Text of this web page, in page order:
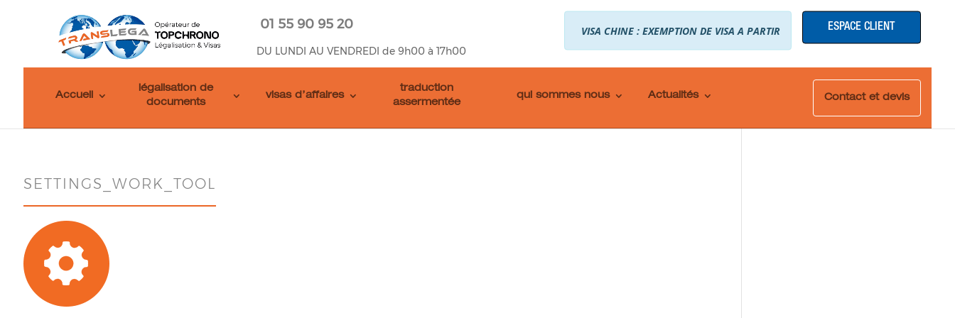
01 55 90 95 20
DU LUNDI AU VENDREDI de 9h00 à 17h00
VISA CHINE : EXEMPTION DE VISA A PARTIR ESPACE CLIENT
Accueil
légalisation de
documents
visas d’affaires
traduction
assermentée
qui sommes nous Actualités Contact et devis
SETTINGS_WORK_TOOL